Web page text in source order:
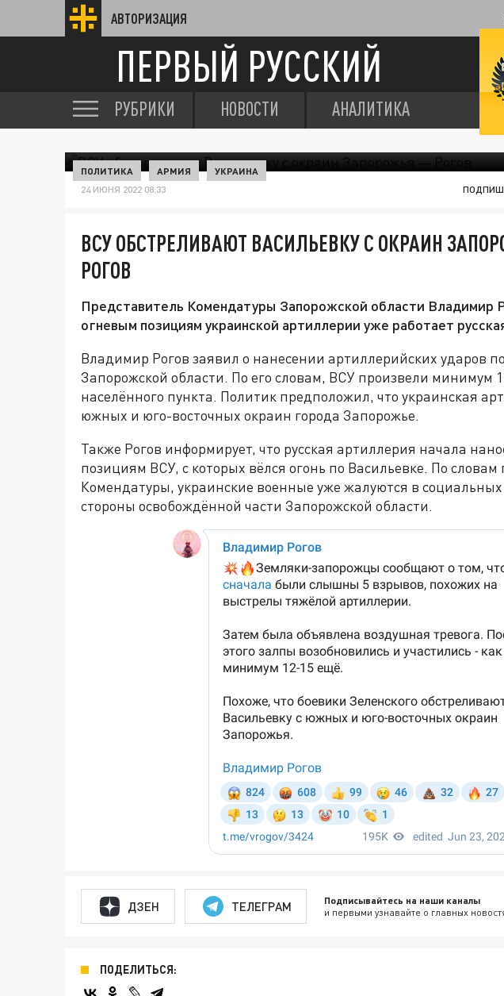
АВТОРИЗАЦИЯ
ПЕРВЫЙ РУССКИЙ
РУБРИКИ НОВОСТИ АНАЛИТИКА
ПОЛИТИКА АРМИЯ УКРАИНА
24 ИЮНЯ 2022 08:33
ВСУ ОБСТРЕЛИВАЮТ ВАСИЛЬЕВКУ С ОКРАИН
РОГОВ
Представитель Комендатуры Запорожской области Владимир
огневым позициям украинской артиллерии уже работает
Владимир Рогов заявил о нанесении артиллерийских ударов
Запорожской области. По его словам, ВСУ произвели минимум
населённого пункта. Политик предположил, что украинская
южных и юго-восточных окраин города Запорожье.
Также Рогов информирует, что русская артиллерия начала
позициям ВСУ, с которых вёлся огонь по Васильевке. По словам
Комендатуры, украинские военные уже жалуются в социальных
стороны освобождённой части Запорожской области.
ДЗЕН ТЕЛЕГРАМ Подписывайтесь на наши каналы
и первыми узнавайте о главных
ПОДЕЛИТЬСЯ: